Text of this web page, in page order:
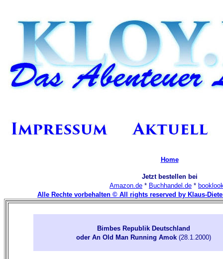
Home
Jetzt bestellen bei
Amazon.de * Buchhandel.de *
Alle Rechte vorbehalten © All rights reserved by Klaus-
Bimbes Republik Deutschland
oder An Old Man Running Amok (28.1.2000)